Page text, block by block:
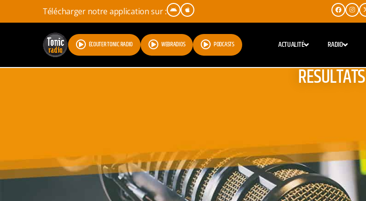
Télécharger notre application sur :
ÉCOUTER TONIC RADIO WEBRADIOS PODCASTS ACTUALITÉ RADIO
RESULTATS